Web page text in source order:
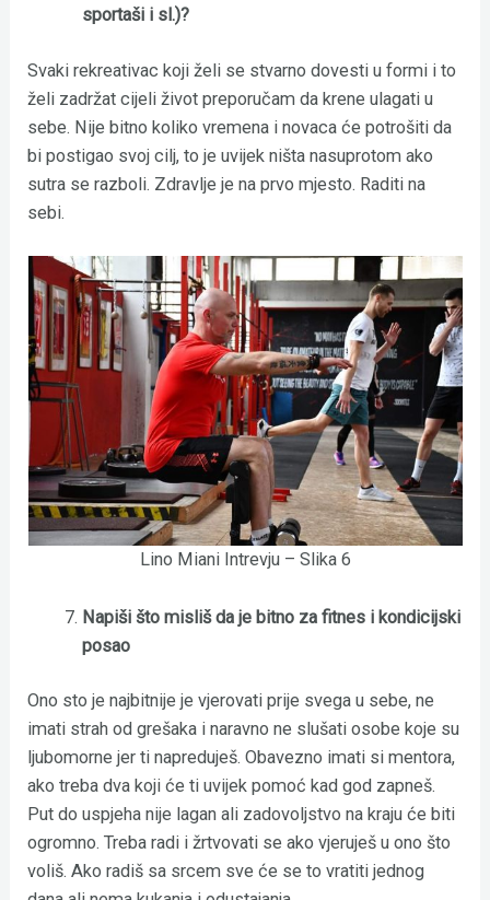
sportaši i sl.)?
Svaki rekreativac koji želi se stvarno dovesti u formi i to
želi zadržat cijeli život preporučam da krene ulagati u
sebe. Nije bitno koliko vremena i novaca će potrošiti da
bi postigao svoj cilj, to je uvijek ništa nasuprotom ako
sutra se razboli. Zdravlje je na prvo mjesto. Raditi na
sebi.
Lino Miani Intrevju – Slika 6
Napiši što misliš da je bitno za fitnes i kondicijski
posao
Ono sto je najbitnije je vjerovati prije svega u sebe, ne
imati strah od grešaka i naravno ne slušati osobe koje su
ljubomorne jer ti napreduješ. Obavezno imati si mentora,
ako treba dva koji će ti uvijek pomoć kad god zapneš.
Put do uspjeha nije lagan ali zadovoljstvo na kraju će biti
ogromno. Treba radi i žrtvovati se ako vjeruješ u ono što
voliš. Ako radiš sa srcem sve će se to vratiti jednog